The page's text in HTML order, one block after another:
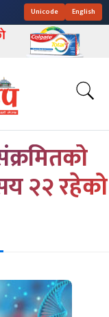
Unicode English
२२ रहेको